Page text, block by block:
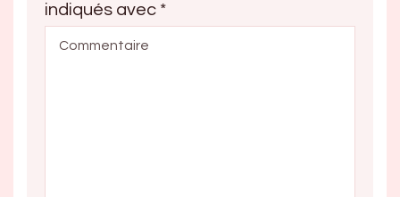
indiqués avec *